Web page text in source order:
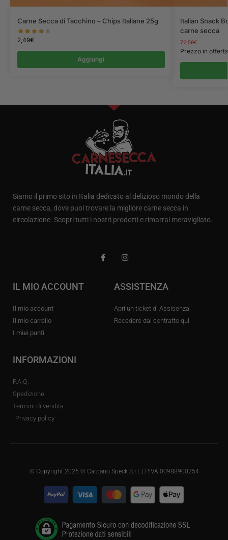
Carne Secca di Tacchino – Chips Italiane 25g
2,49€
Aggiungi
Italian Snack
carne secca
72,59€
Prezzo in
Siamo il primo sito in Italia dedicato al delizioso mondo della
carne secca, dove puoi trovare la migliore carne secca in
circolazione. Scopri tutti i nostri prodotti e rimarrai meravigliato.
IL MIO ACCOUNT
Il mio account
Il mio carrello
I miei punti
ASSISTENZA
Apri un ticket di Assisenza
Recedere dal contratto qui
INFORMAZIONI
F.A.Q.
Spedizione
Termini di vendita
Privacy policy
© Copyright 2026 © Carpano Speck S.r.l. | P.IVA 00988900254